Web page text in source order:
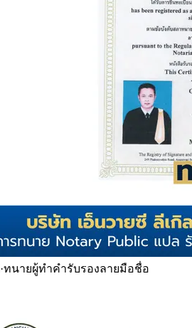
·ทนายผู้ทำคำรับรองลายมือชื่อ